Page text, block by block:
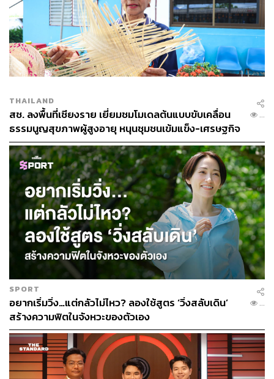
THAILAND
สช. ลงพื้นที่เชียงราย เยี่ยมชมโมเดลต้นแบบขับเคลื่อน
ธรรมนูญสุขภาพผู้สูงอายุ หนุนชุมชนเข้มแข็ง-เศรษฐกิจ
ผู้สูงวัยยั่งยืน
...
SPORT
อยากเริ่มวิ่ง…แต่กลัวไม่ไหว? ลองใช้สูตร ‘วิ่งสลับเดิน’
สร้างความฟิตในจังหวะของตัวเอง
...